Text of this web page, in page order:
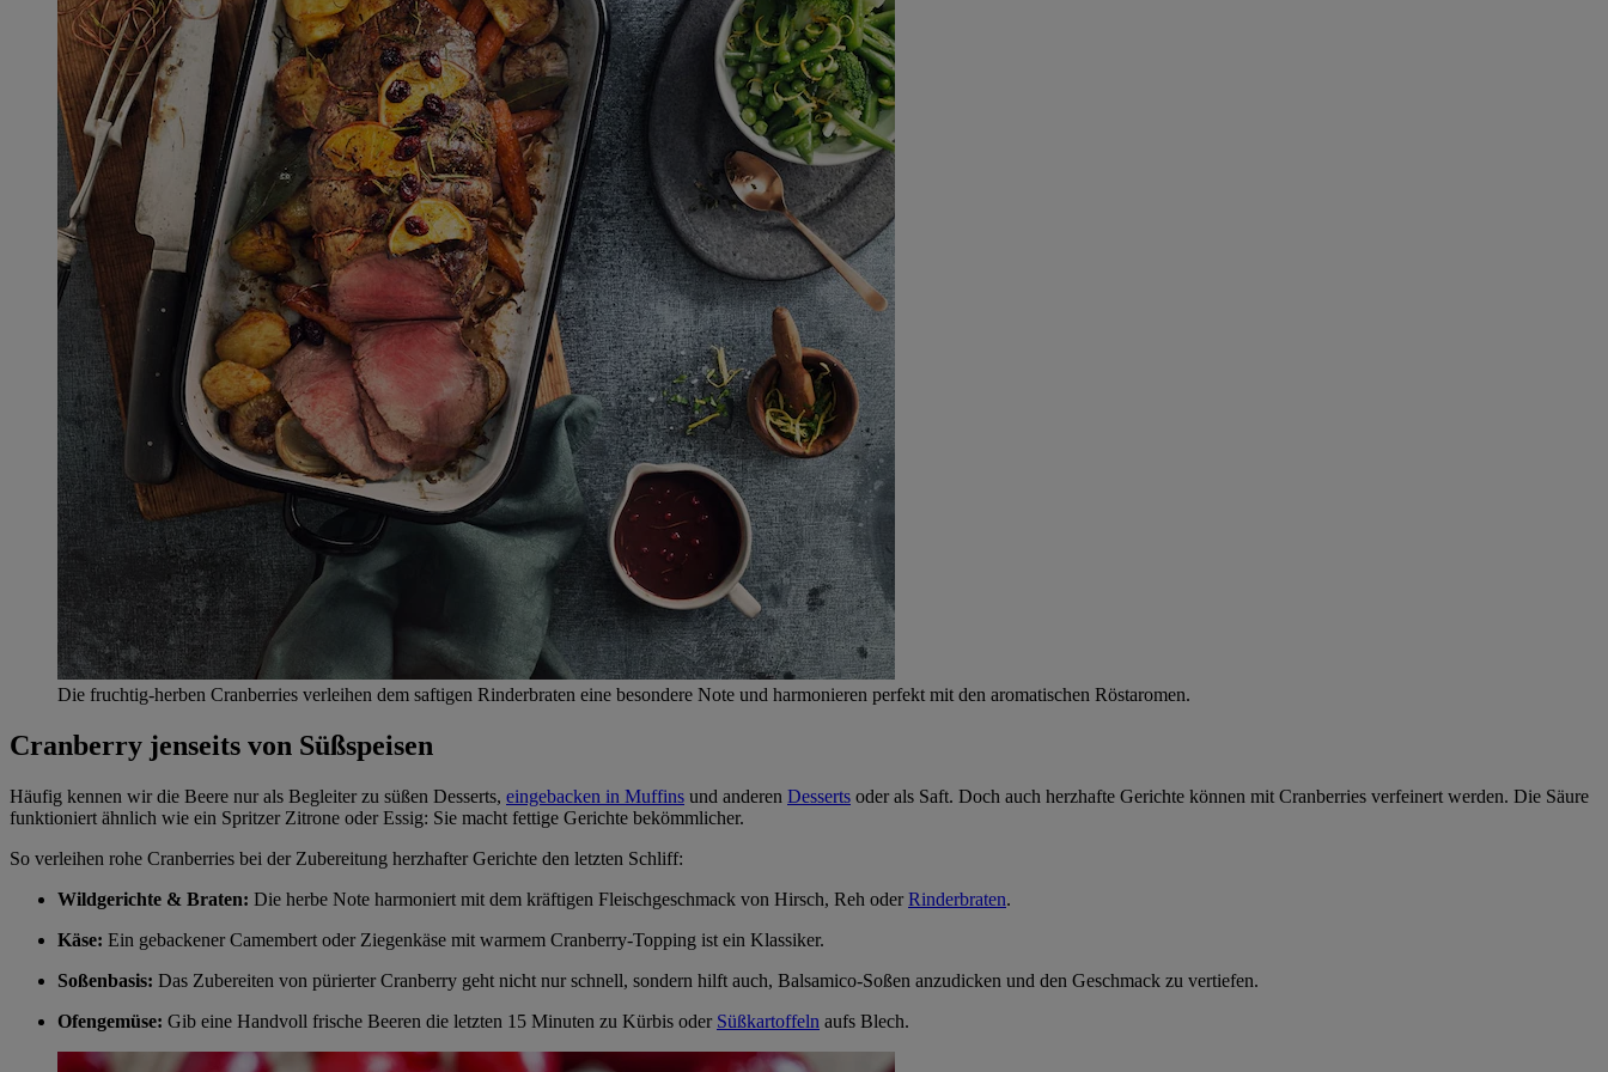
Die fruchtig-herben Cranberries verleihen dem saftigen Rinderbraten eine besondere Note und harmonieren perfekt mit den aromatischen Röstaromen.
Cranberry jenseits von Süßspeisen
Häufig kennen wir die Beere nur als Begleiter zu süßen Desserts, eingebacken in Muffins und anderen Desserts oder als Saft. Doch auch herzhafte Gerichte können mit Cranberries verfeinert werden. Die Säure
funktioniert ähnlich wie ein Spritzer Zitrone oder Essig: Sie macht fettige Gerichte bekömmlicher.
So verleihen rohe Cranberries bei der Zubereitung herzhafter Gerichte den letzten Schliff:
Wildgerichte & Braten: Die herbe Note harmoniert mit dem kräftigen Fleischgeschmack von Hirsch, Reh oder Rinderbraten.
Käse: Ein gebackener Camembert oder Ziegenkäse mit warmem Cranberry-Topping ist ein Klassiker.
Soßenbasis: Das Zubereiten von pürierter Cranberry geht nicht nur schnell, sondern hilft auch, Balsamico-Soßen anzudicken und den Geschmack zu vertiefen.
Ofengemüse: Gib eine Handvoll frische Beeren die letzten 15 Minuten zu Kürbis oder Süßkartoffeln aufs Blech.